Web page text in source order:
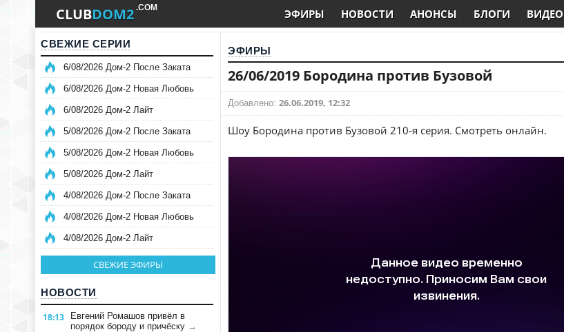
CLUBDOM2 .COM ЭФИРЫ НОВОСТИ АНОНСЫ БЛОГИ ВИДЕО
СВЕЖИЕ СЕРИИ
6/08/2026 Дом-2 После Заката
6/08/2026 Дом-2 Новая Любовь
6/08/2026 Дом-2 Лайт
5/08/2026 Дом-2 После Заката
5/08/2026 Дом-2 Новая Любовь
5/08/2026 Дом-2 Лайт
4/08/2026 Дом-2 После Заката
4/08/2026 Дом-2 Новая Любовь
4/08/2026 Дом-2 Лайт
СВЕЖИЕ ЭФИРЫ
НОВОСТИ
18:13
Евгений Ромашов привёл в
порядок бороду и причёску →
ЭФИРЫ
26/06/2019 Бородина против Бузовой
Добавлено: 26.06.2019, 12:32
Шоу Бородина против Бузовой 210-я серия. Смотреть онлайн.